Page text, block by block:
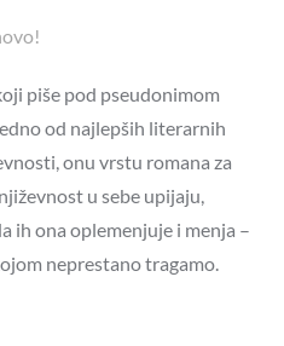
piše pod pseudonimom
od najlepših literarnih
onu vrstu romana za
u sebe upijaju,
ih ona oplemenjuje i menja –
neprestano tragamo.